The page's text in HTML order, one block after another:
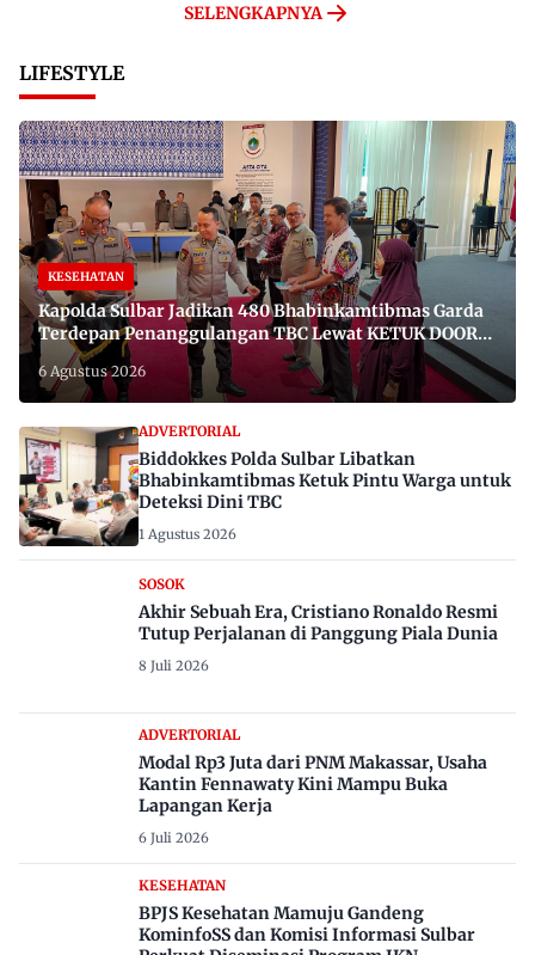
SELENGKAPNYA
LIFESTYLE
KESEHATAN
Kapolda Sulbar Jadikan 480 Bhabinkamtibmas Garda
Terdepan Penanggulangan TBC Lewat KETUK DOORS
di 650 Desa
6 Agustus 2026
ADVERTORIAL
Biddokkes Polda Sulbar Libatkan
Bhabinkamtibmas Ketuk Pintu Warga untuk
Deteksi Dini TBC
1 Agustus 2026
SOSOK
Akhir Sebuah Era, Cristiano Ronaldo Resmi
Tutup Perjalanan di Panggung Piala Dunia
8 Juli 2026
ADVERTORIAL
Modal Rp3 Juta dari PNM Makassar, Usaha
Kantin Fennawaty Kini Mampu Buka
Lapangan Kerja
6 Juli 2026
KESEHATAN
BPJS Kesehatan Mamuju Gandeng
KominfoSS dan Komisi Informasi Sulbar